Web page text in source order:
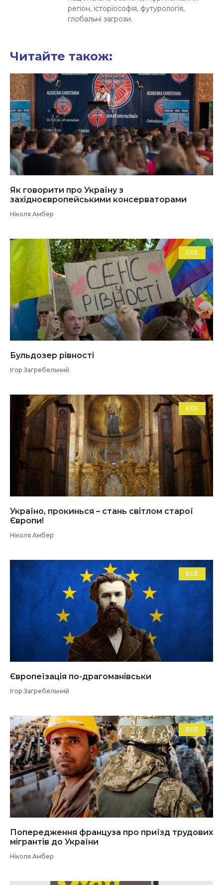
регіон, історіософія, футурологія,
глобальні загрози.
Читайте також:
Як говорити про Україну з
західноєвропейськими консерваторами
Ніколя Амбер
ЕСЕ
Бульдозер рівності
Ігор Загребельний
ЕСЕ
Україно, прокинься – стань світлом старої
Європи!
Ніколя Амбер
ЕСЕ
Європеїзація по-драгоманівськи
Ігор Загребельний
ЕСЕ
Попередження француза про приїзд трудових
мігрантів до України
Ніколя Амбер